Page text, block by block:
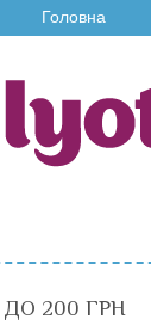
Головна
200 ГРН